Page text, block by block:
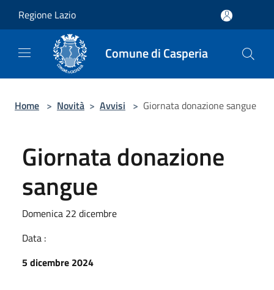
Regione Lazio
Comune di Casperia
Home > Novità > Avvisi > Giornata donazione sangue
Giornata donazione
sangue
Domenica 22 dicembre
Data :
5 dicembre 2024